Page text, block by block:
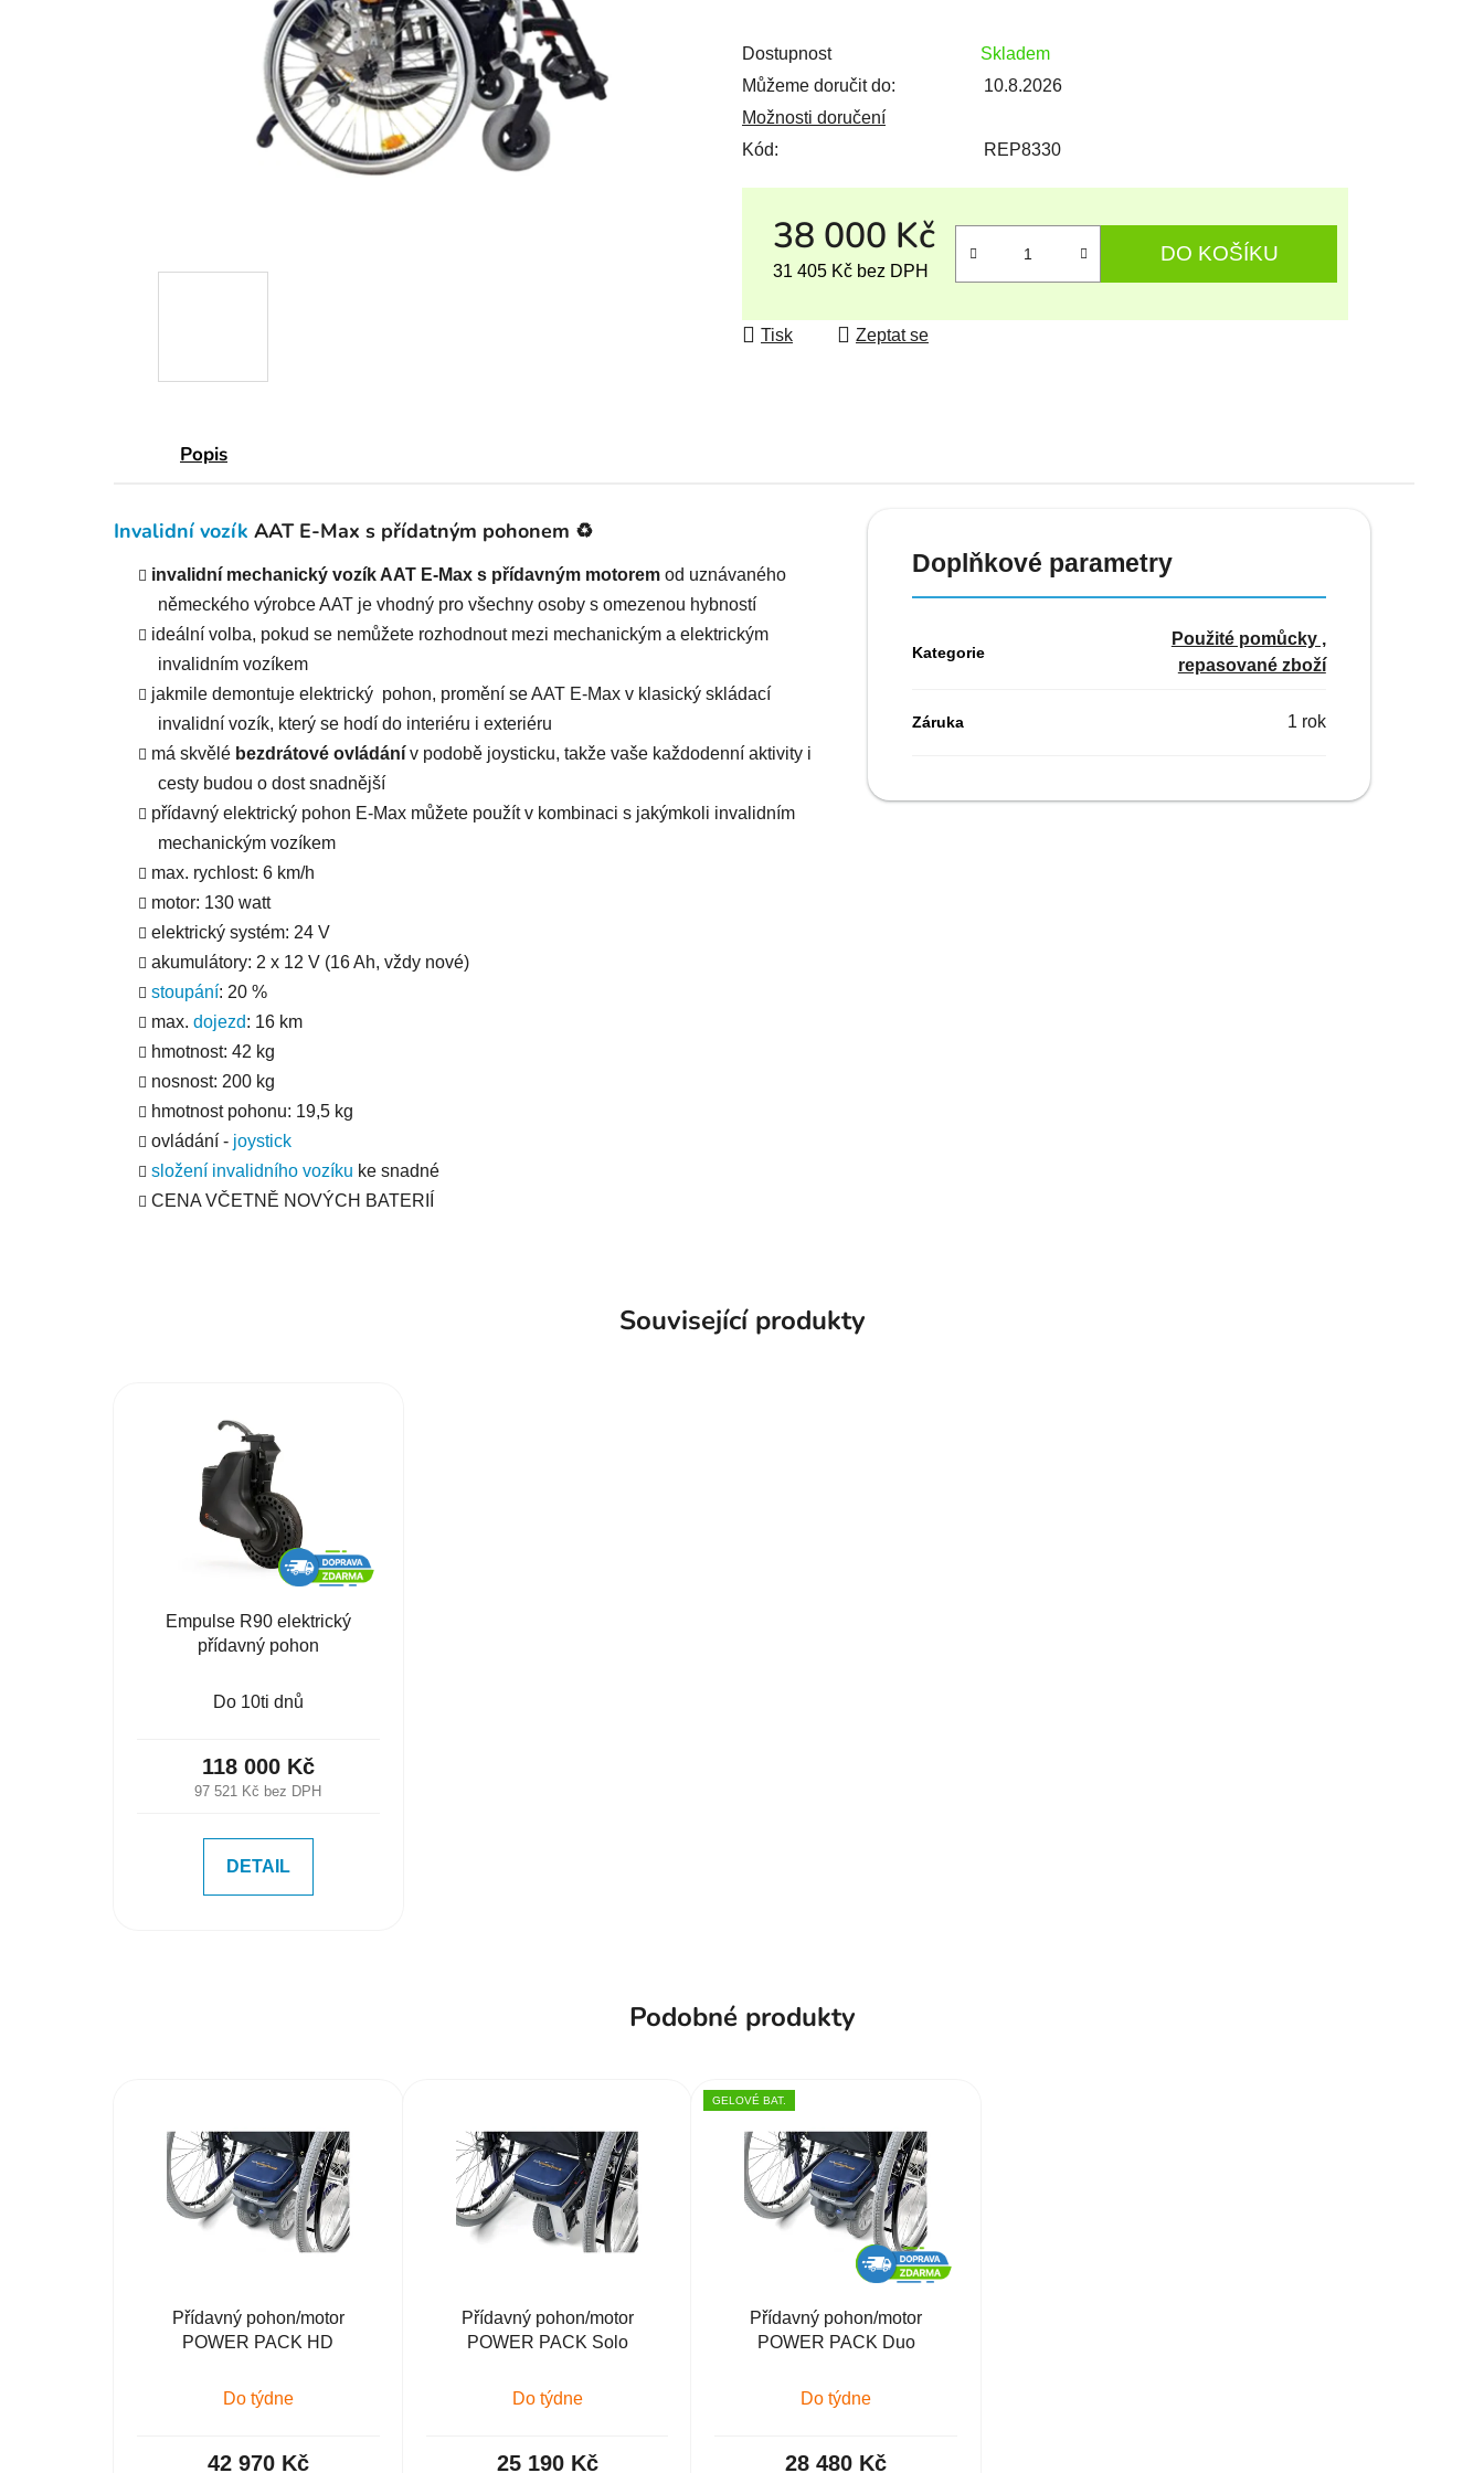
Dostupnost
Skladem
Můžeme doručit do:
10.8.2026
Možnosti doručení
Kód:
REP8330
38 000 Kč
31 405 Kč bez DPH
DO KOŠÍKU
Tisk Zeptat se
Popis
Invalidní vozík AAT E-Max s přídatným pohonem ♻️
invalidní mechanický vozík AAT E-Max s přídavným motorem od uznávaného
německého výrobce AAT je vhodný pro všechny osoby s omezenou hybností
ideální volba, pokud se nemůžete rozhodnout mezi mechanickým a elektrickým
invalidním vozíkem
jakmile demontuje elektrický pohon, promění se AAT E-Max v klasický skládací
invalidní vozík, který se hodí do interiéru i exteriéru
má skvělé bezdrátové ovládání v podobě joysticku, takže vaše každodenní aktivity i
cesty budou o dost snadnější
přídavný elektrický pohon E-Max můžete použít v kombinaci s jakýmkoli invalidním
mechanickým vozíkem
max. rychlost: 6 km/h
motor: 130 watt
elektrický systém: 24 V
akumulátory: 2 x 12 V (16 Ah, vždy nové)
stoupání: 20 %
max. dojezd: 16 km
hmotnost: 42 kg
nosnost: 200 kg
hmotnost pohonu: 19,5 kg
ovládání - joystick
složení invalidního vozíku ke snadné
CENA VČETNĚ NOVÝCH BATERIÍ
Doplňkové parametry
Kategorie
Použité pomůcky ,
repasované zboží
Záruka 1 rok
Související produkty
Empulse R90 elektrický
přídavný pohon
Do 10ti dnů
97 521 Kč bez DPH
118 000 Kč
DETAIL
Podobné produkty
Přídavný pohon/motor
POWER PACK HD
Do týdne
42 970 Kč
Přídavný pohon/motor
POWER PACK Solo
Do týdne
25 190 Kč
GELOVÉ BAT.
Přídavný pohon/motor
POWER PACK Duo
Do týdne
28 480 Kč